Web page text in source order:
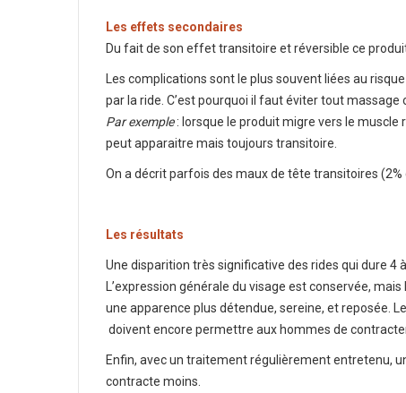
Les effets secondaires
Du fait de son effet transitoire et réversible ce
Les complications sont le plus souvent liées au
par la ride. C’est pourquoi il faut éviter tout
Par exemple: lorsque le produit migre vers le muscle
peut apparaitre mais toujours transitoire.
On a décrit parfois des maux de tête transitoires (2%
Les résultats
Une disparition très significative des rides qui dure 4 à
L’expression générale du visage est conservée,
une apparence plus détendue, sereine, et reposée.
doivent encore permettre aux hommes de
Enfin, avec un traitement régulièrement entretenu,
contracte moins.